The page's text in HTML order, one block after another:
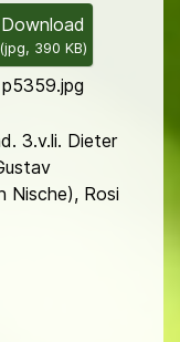
Download
(jpg, 390 KB)
p5359.jpg
3.v.li. Dieter
Nische), Rosi